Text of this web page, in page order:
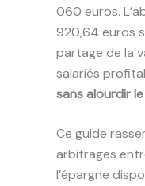
060 euros.
920,64 euros
partage de la
salariés
sans alourdir
Ce guide
arbitrages
l’épargne